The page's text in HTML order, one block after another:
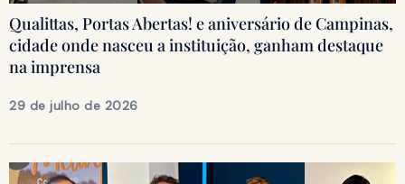
Qualittas, Portas Abertas! e aniversário de Campinas,
cidade onde nasceu a instituição, ganham destaque
na imprensa
29 de julho de 2026